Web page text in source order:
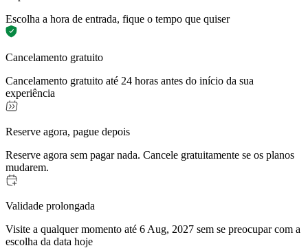
Escolha a hora de entrada, fique o tempo que quiser
Cancelamento gratuito
Cancelamento gratuito até 24 horas antes do início da sua
experiência
Reserve agora, pague depois
Reserve agora sem pagar nada. Cancele gratuitamente se os planos
mudarem.
Validade prolongada
Visite a qualquer momento até 6 Aug, 2027 sem se preocupar com a
escolha da data hoje